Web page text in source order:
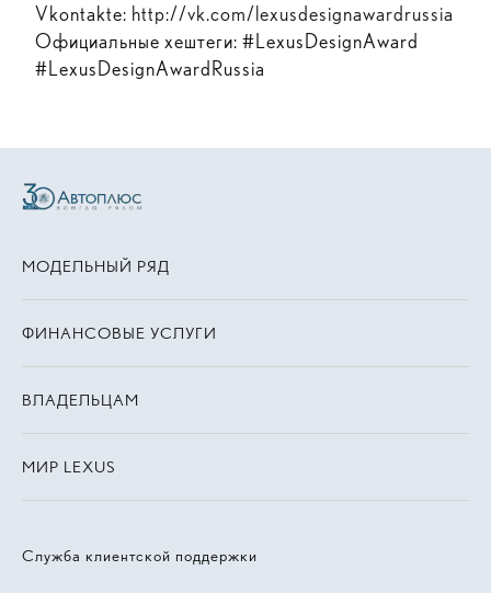
Vkontakte: http://vk.com/lexusdesignawardrussia
Официальные хештеги: #LexusDesignAward
#LexusDesignAwardRussia
Служба клиентской поддержки
МОДЕЛЬНЫЙ РЯД
ФИНАНСОВЫЕ УСЛУГИ
ВЛАДЕЛЬЦАМ
МИР LEXUS